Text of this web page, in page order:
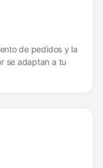
de pedidos y la
se adaptan a tu